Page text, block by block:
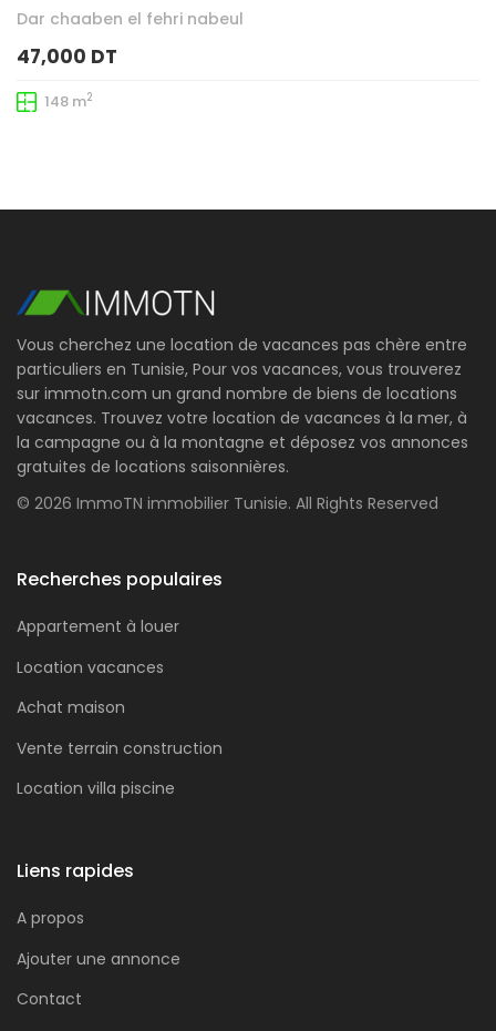
Dar chaaben el fehri nabeul
47,000 DT
148 m2
Vous cherchez une location de vacances pas chère entre
particuliers en Tunisie, Pour vos vacances, vous trouverez
sur immotn.com un grand nombre de biens de locations
vacances. Trouvez votre location de vacances à la mer, à
la campagne ou à la montagne et déposez vos annonces
gratuites de locations saisonnières.
© 2026 ImmoTN immobilier Tunisie. All Rights Reserved
Recherches populaires
Appartement à louer
Location vacances
Achat maison
Vente terrain construction
Location villa piscine
Liens rapides
A propos
Ajouter une annonce
Contact